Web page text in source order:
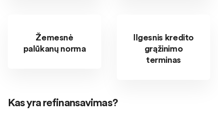
Žemesnė
palūkanų norma
Ilgesnis kredito
grąžinimo
terminas
Kas yra refinansavimas?